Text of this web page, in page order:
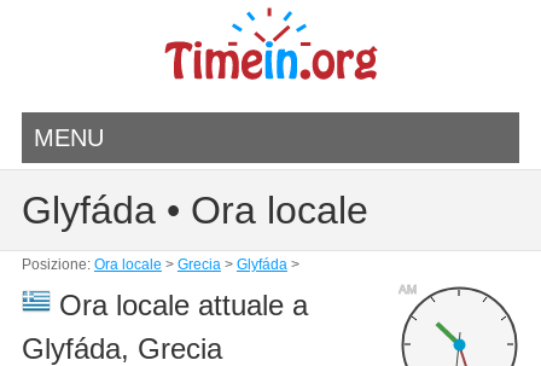
MENU
Glyfáda • Ora locale
Posizione: Ora locale > Grecia> Glyfáda>
AM
Ora locale attuale a
Glyfáda, Grecia